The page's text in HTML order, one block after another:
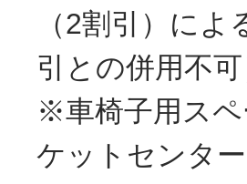
（2割引）に
引との併用不可
※車椅子用ス
ケットセンタ